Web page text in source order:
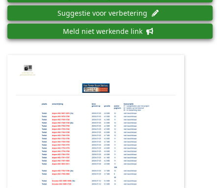
Suggestie voor verbetering
Meld niet werkende link